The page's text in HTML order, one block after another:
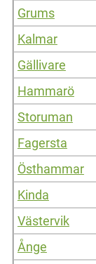
Grums
Kalmar
Gällivare
Hammarö
Storuman
Fagersta
Östhammar
Kinda
Västervik
Ånge